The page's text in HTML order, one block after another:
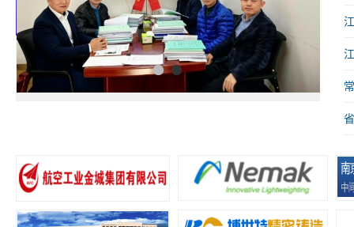
1 2